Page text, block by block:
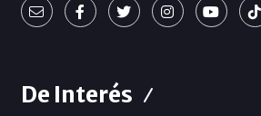
De Interés